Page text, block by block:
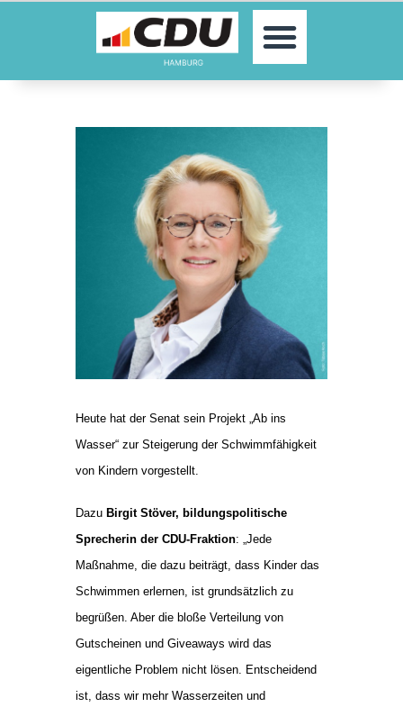
MOIN!
AKTUELLES
PARLAMENTE
SPENDEN
MITGLIED WERDEN!
Heute hat der Senat sein Projekt „Ab ins
Wasser“ zur Steigerung der Schwimmfähigkeit
von Kindern vorgestellt.
Dazu Birgit Stöver, bildungspolitische
Sprecherin der CDU-Fraktion: „Jede
Maßnahme, die dazu beiträgt, dass Kinder das
Schwimmen erlernen, ist grundsätzlich zu
begrüßen. Aber die bloße Verteilung von
Gutscheinen und Giveaways wird das
eigentliche Problem nicht lösen. Entscheidend
ist, dass wir mehr Wasserzeiten und